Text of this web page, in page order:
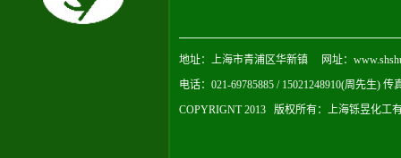
地址：上海市青浦区华新镇 网址：
电话：021-69785885 / 15021248910(周先生) 传
COPYRIGNT 2013 版权所有： 上海铄昱化工